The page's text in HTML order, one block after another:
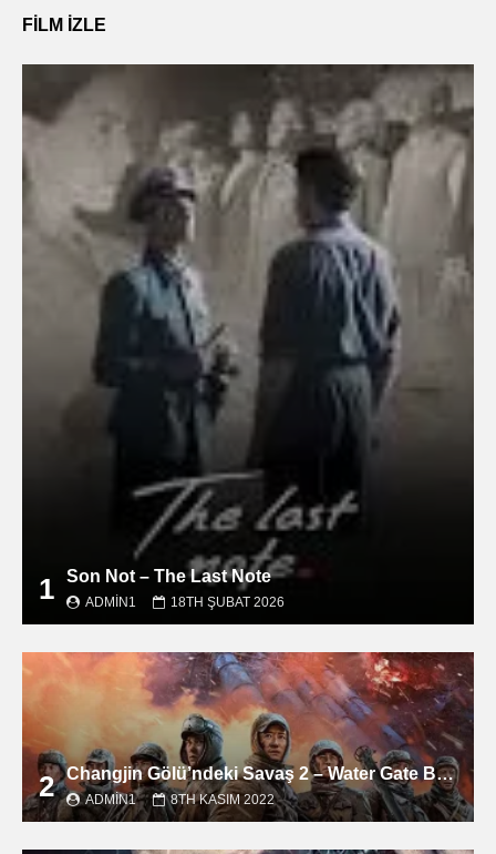
FILM IZLE
1 Son Not – The Last Note
ADMIN1 18TH ŞUBAT 2026
2 Changjin Gölü’ndeki Savaş 2 – Water Gate Bridge filmini izle
ADMIN1 8TH KASIM 2022